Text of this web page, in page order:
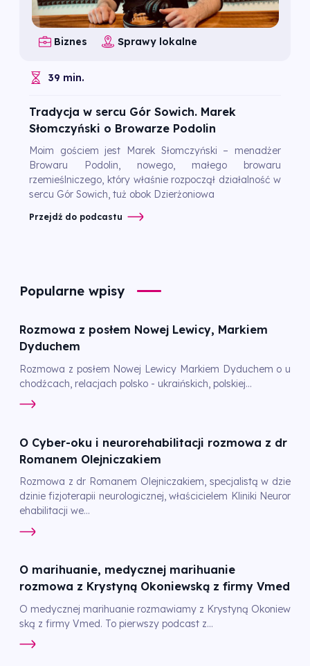
Biznes Sprawy lokalne
39 min.
Tradycja w sercu Gór Sowich. Marek
Słomczyński o Browarze Podolin
Moim gościem jest Marek Słomczyński – menadżer
Browaru Podolin, nowego, małego browaru
rzemieślniczego, który właśnie rozpoczął działalność w
sercu Gór Sowich, tuż obok Dzierżoniowa
Przejdź do podcastu
Popularne wpisy
Rozmowa z posłem Nowej Lewicy, Markiem
Dyduchem
Rozmowa z posłem Nowej Lewicy Markiem Dyduchem o u
chodźcach, relacjach polsko - ukraińskich, polskiej...
O Cyber-oku i neurorehabilitacji rozmowa z dr
Romanem Olejniczakiem
Rozmowa z dr Romanem Olejniczakiem, specjalistą w dzie
dzinie fizjoterapii neurologicznej, właścicielem Kliniki Neuror
ehabilitacji we...
O marihuanie, medycznej marihuanie
rozmowa z Krystyną Okoniewską z firmy Vmed
O medycznej marihuanie rozmawiamy z Krystyną Okoniew
ską z firmy Vmed. To pierwszy podcast z...